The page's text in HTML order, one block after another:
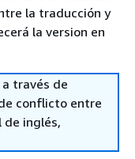
la traducción y
la version en
través de
conflicto entre
de inglés,